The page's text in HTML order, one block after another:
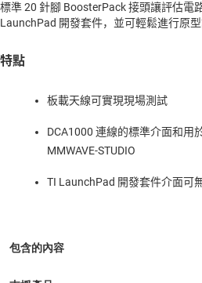
標準 20 針腳 BoosterPack 接頭讓評估電
LaunchPad 開發套件，並可輕鬆進行原型
特點
板載天線可實現現場測試
DCA1000 連線的標準介面和用
MMWAVE-STUDIO
TI LaunchPad 開發套件介面可